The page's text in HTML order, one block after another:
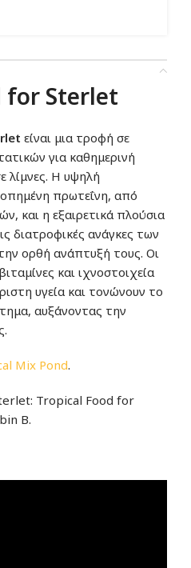
for Sterlet
είναι μια τροφή σε
για καθημερινή
λίμνες. Η υψηλή
πρωτεΐνη, από
και η εξαιρετικά πλούσια
διατροφικές ανάγκες των
ορθή ανάπτυξή τους. Οι
και ιχνοστοιχεία
υγεία και τονώνουν το
αυξάνοντας την
Mix Pond.
Tropical Food for
B.